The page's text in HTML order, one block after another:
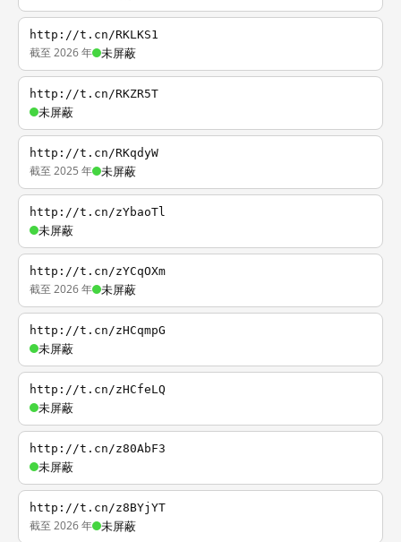
http://t.cn/RKLKS1
截至 2026 年 未屏蔽
http://t.cn/RKZR5T
未屏蔽
http://t.cn/RKqdyW
截至 2025 年 未屏蔽
http://t.cn/zYbaoTl
未屏蔽
http://t.cn/zYCqOXm
截至 2026 年 未屏蔽
http://t.cn/zHCqmpG
未屏蔽
http://t.cn/zHCfeLQ
未屏蔽
http://t.cn/z80AbF3
未屏蔽
http://t.cn/z8BYjYT
截至 2026 年 未屏蔽